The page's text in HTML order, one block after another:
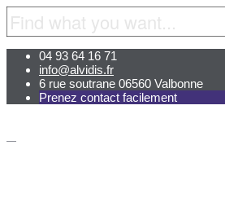
04 93 64 16 71
info@alvidis.fr
6 rue soutrane 06560 Valbonne
Prenez contact facilement